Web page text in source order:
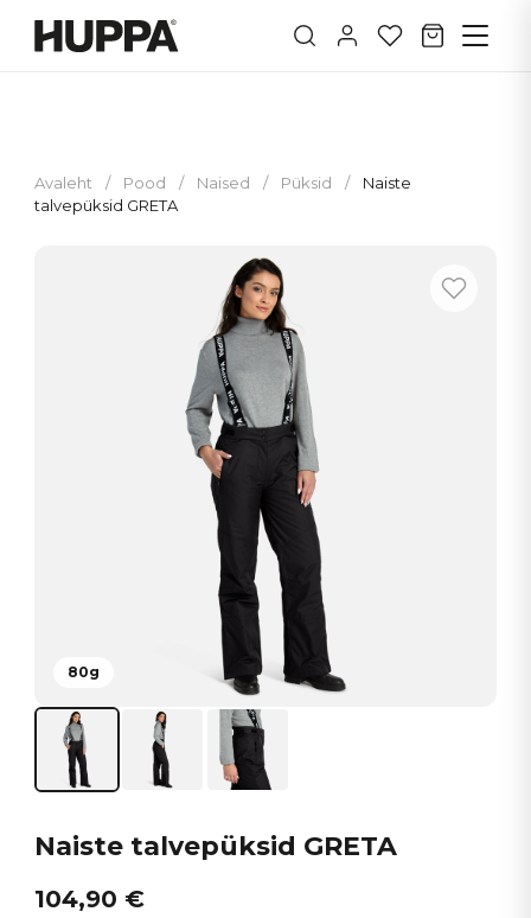
Avaleht / Pood / Naised / Püksid /
Naiste
talvepüksid GRETA
80g
Naiste talvepüksid GRETA
104,90 €